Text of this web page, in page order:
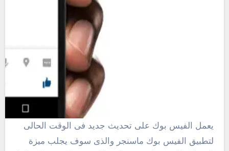
يعمل الفيس بوك على تحديث جديد فى الوقت الحالى
لتطبيق الفيس بوك ماسنجر والذى سوف يجلب ميزة